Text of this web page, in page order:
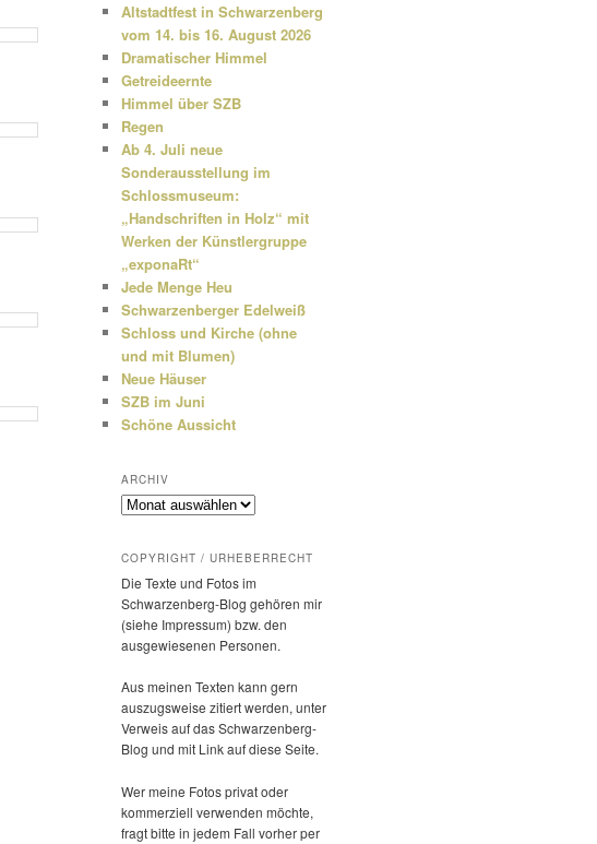
n
Altstadtfest in Schwarzenberg
vom 14. bis 16. August 2026
Dramatischer Himmel
Getreideernte
Himmel über SZB
Regen
Ab 4. Juli neue
Sonderausstellung im
Schlossmuseum:
„Handschriften in Holz“ mit
Werken der Künstlergruppe
„exponaRt“
Jede Menge Heu
Schwarzenberger Edelweiß
Schloss und Kirche (ohne
und mit Blumen)
Neue Häuser
SZB im Juni
Schöne Aussicht
ARCHIV
Archiv
COPYRIGHT / URHEBERRECHT
Die Texte und Fotos im
Schwarzenberg-Blog gehören mir
(siehe Impressum) bzw. den
ausge­wie­senen Personen.
Aus meinen Texten kann gern
auszugs­weise zitiert werden, unter
Verweis auf das Schwarzenberg-
Blog und mit Link auf diese Seite.
Wer meine Fotos privat oder
kommer­ziell verwenden möchte,
fragt bitte in jedem Fall vorher per